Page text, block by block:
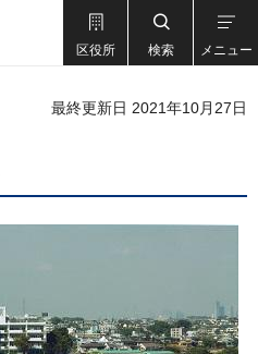
区役所 検索 メニュー
最終更新日 2021年10月27日